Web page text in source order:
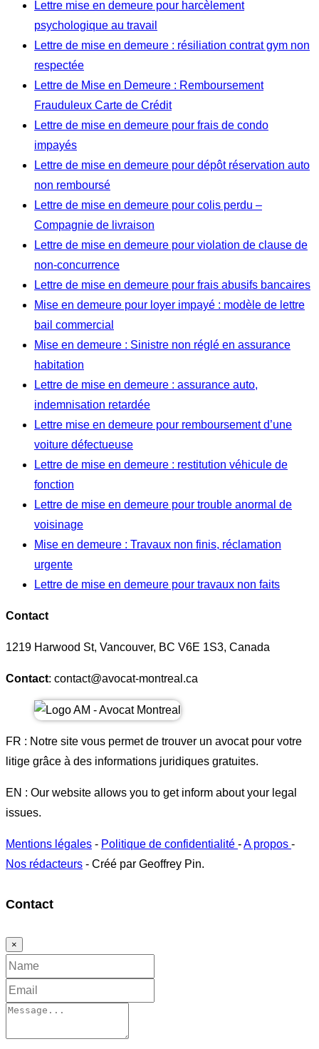
Lettre mise en demeure pour harcèlement
psychologique au travail
Lettre de mise en demeure : résiliation contrat gym non
respectée
Lettre de Mise en Demeure : Remboursement
Frauduleux Carte de Crédit
Lettre de mise en demeure pour frais de condo
impayés
Lettre de mise en demeure pour dépôt réservation auto
non remboursé
Lettre de mise en demeure pour colis perdu –
Compagnie de livraison
Lettre de mise en demeure pour violation de clause de
non-concurrence
Lettre de mise en demeure pour frais abusifs bancaires
Mise en demeure pour loyer impayé : modèle de lettre
bail commercial
Mise en demeure : Sinistre non réglé en assurance
habitation
Lettre de mise en demeure : assurance auto,
indemnisation retardée
Lettre mise en demeure pour remboursement d’une
voiture défectueuse
Lettre de mise en demeure : restitution véhicule de
fonction
Lettre de mise en demeure pour trouble anormal de
voisinage
Mise en demeure : Travaux non finis, réclamation
urgente
Lettre de mise en demeure pour travaux non faits
Contact
1219 Harwood St, Vancouver, BC V6E 1S3, Canada
Contact: contact@avocat-montreal.ca
FR : Notre site vous permet de trouver un avocat pour votre
litige grâce à des informations juridiques gratuites.
EN : Our website allows you to get inform about your legal
issues.
Mentions légales - Politique de confidentialité -A propos -
Nos rédacteurs - Créé par Geoffrey Pin.
Contact
×